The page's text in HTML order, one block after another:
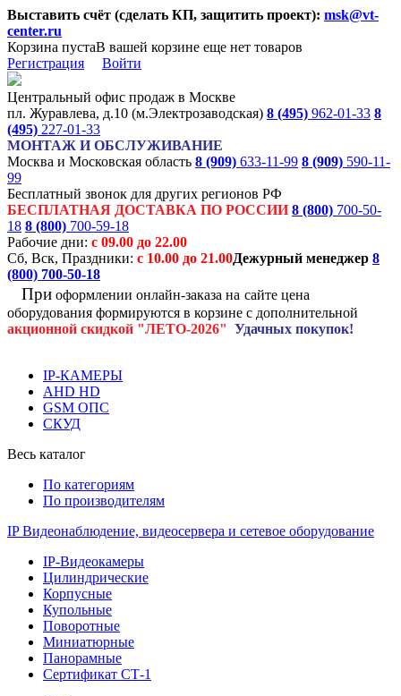
Выставить счёт (сделать КП, защитить проект): msk@vt-
center.ru
Корзина пустаВ вашей корзине еще нет товаров
Регистрация
Войти
Центральный офис продаж в Москве
пл. Журавлева, д.10 (м.Электрозаводская) 8 (495) 962-01-33 8
(495) 227-01-33
МОНТАЖ И ОБСЛУЖИВАНИЕ
Москва и Московская область 8 (909) 633-11-99 8 (909) 590-11-
99
Бесплатный звонок для других регионов РФ
БЕСПЛАТНАЯ ДОСТАВКА ПО РОССИИ 8 (800) 700-50-
18 8 (800) 700-59-18
Рабочие дни: с 09.00 до 22.00
Сб, Вск, Праздники: с 10.00 до 21.00Дежурный менеджер 8
(800) 700-50-18
При оформлении онлайн-заказа на сайте цена
оборудования формируются в корзине с дополнительной
акционной скидкой "ЛЕТО-2026" Удачных покупок!
IP-КАМЕРЫ
AHD HD
GSM ОПС
СКУД
Весь каталог
По категориям
По производителям
IP Видеонаблюдение, видеосервера и сетевое оборудование
IP-Видеокамеры
Цилиндрические
Корпусные
Купольные
Поворотные
Миниатюрные
Панорамные
Сертификат СТ-1